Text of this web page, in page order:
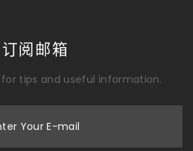
订阅邮箱
tips and useful information.
Your E-mail